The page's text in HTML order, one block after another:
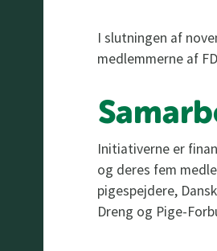
I slutningen af
medlemmerne af
Initiativerne er
og deres fem
pigespejdere,
Dreng og Pige-